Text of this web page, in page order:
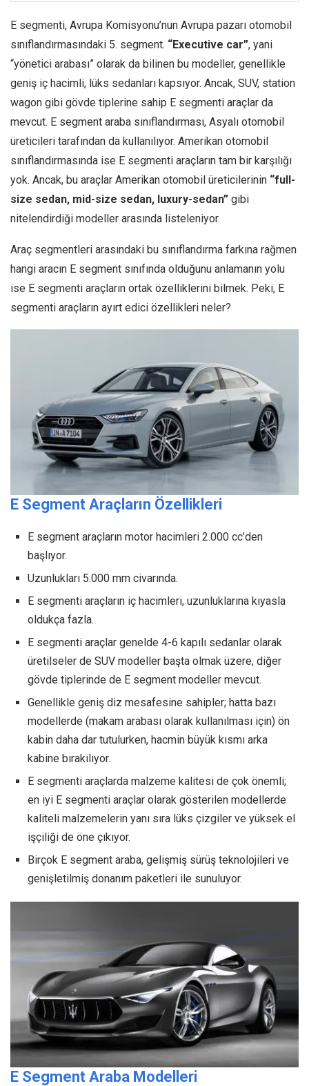
E segmenti, Avrupa Komisyonu’nun Avrupa pazarı otomobil
sınıflandırmasındaki 5. segment. “Executive car”, yani
“yönetici arabası” olarak da bilinen bu modeller, genellikle
geniş iç hacimli, lüks sedanları kapsıyor. Ancak, SUV, station
wagon gibi gövde tiplerine sahip E segmenti araçlar da
mevcut. E segment araba sınıflandırması, Asyalı otomobil
üreticileri tarafından da kullanılıyor. Amerikan otomobil
sınıflandırmasında ise E segmenti araçların tam bir karşılığı
yok. Ancak, bu araçlar Amerikan otomobil üreticilerinin “full-
size sedan, mid-size sedan, luxury-sedan” gibi
nitelendirdiği modeller arasında listeleniyor.
Araç segmentleri arasındaki bu sınıflandırma farkına rağmen
hangi aracın E segment sınıfında olduğunu anlamanın yolu
ise E segmenti araçların ortak özelliklerini bilmek. Peki, E
segmenti araçların ayırt edici özellikleri neler?
E Segment Araçların Özellikleri
E segment araçların motor hacimleri 2.000 cc’den
başlıyor.
Uzunlukları 5.000 mm civarında.
E segmenti araçların iç hacimleri, uzunluklarına kıyasla
oldukça fazla.
E segmenti araçlar genelde 4-6 kapılı sedanlar olarak
üretilseler de SUV modeller başta olmak üzere, diğer
gövde tiplerinde de E segment modeller mevcut.
Genellikle geniş diz mesafesine sahipler; hatta bazı
modellerde (makam arabası olarak kullanılması için) ön
kabin daha dar tutulurken, hacmin büyük kısmı arka
kabine bırakılıyor.
E segmenti araçlarda malzeme kalitesi de çok önemli;
en iyi E segmenti araçlar olarak gösterilen modellerde
kaliteli malzemelerin yanı sıra lüks çizgiler ve yüksek el
işçiliği de öne çıkıyor.
Birçok E segment araba, gelişmiş sürüş teknolojileri ve
genişletilmiş donanım paketleri ile sunuluyor.
E Segment Araba Modelleri